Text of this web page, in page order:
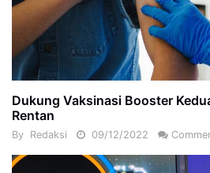
Dukung Vaksinasi Booster
Rentan
By Redaksi 09/12/2022